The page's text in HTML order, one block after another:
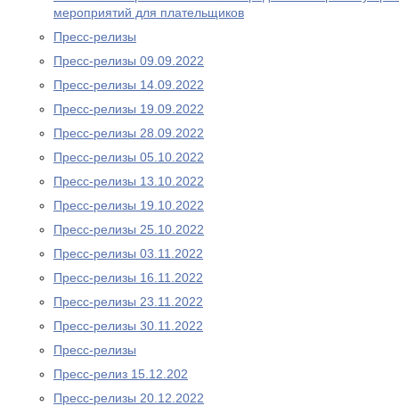
мероприятий для плательщиков
Пресс-релизы
Пресс-релизы 09.09.2022
Пресс-релизы 14.09.2022
Пресс-релизы 19.09.2022
Пресс-релизы 28.09.2022
Пресс-релизы 05.10.2022
Пресс-релизы 13.10.2022
Пресс-релизы 19.10.2022
Пресс-релизы 25.10.2022
Пресс-релизы 03.11.2022
Пресс-релизы 16.11.2022
Пресс-релизы 23.11.2022
Пресс-релизы 30.11.2022
Пресс-релизы
Пресс-релиз 15.12.202
Пресс-релизы 20.12.2022